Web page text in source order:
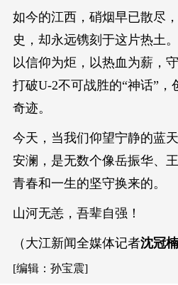
如今的江西，硝烟早已散尽
史，却永远镌刻于这片热土
以信仰为炬，以热血为薪，
打破U-2不可战胜的“神话”
奇迹。
今天，当我们仰望宁静的蓝
安澜，是无数个像岳振华、
青春和一生的坚守换来的。
山河无恙，吾辈自强！
（大江新闻全媒体记者沈冠楠
[编辑：孙宝震]